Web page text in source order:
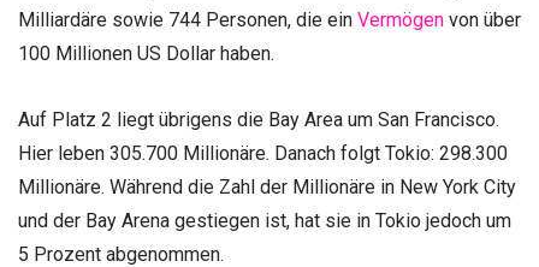
Milliardäre sowie 744 Personen, die ein Vermögen von über
100 Millionen US Dollar haben.
Auf Platz 2 liegt übrigens die Bay Area um San Francisco.
Hier leben 305.700 Millionäre. Danach folgt Tokio: 298.300
Millionäre. Während die Zahl der Millionäre in New York City
und der Bay Arena gestiegen ist, hat sie in Tokio jedoch um
5 Prozent abgenommen.